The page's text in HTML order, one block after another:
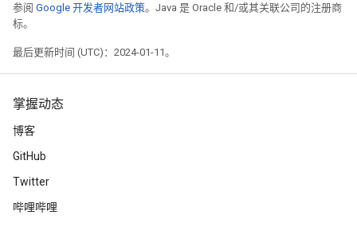
参阅 Google 开发者网站政策。Java 是 Oracle 和/或其关联公司的注册商
标。
最后更新时间 (UTC)：2024-01-11。
掌握动态
博客
GitHub
Twitter
哔哩哔哩